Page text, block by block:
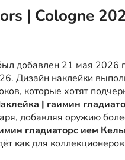
| Cologne
добавлен 21 мая 2026
Дизайн наклейки
которые хотят
| гаимин
добавляя оружию
гладиаторс ием
как для